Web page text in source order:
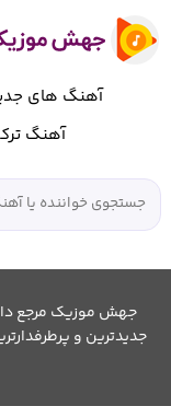
آهنگ های
آهنگ
جهش موزیک مرجع
جدیدترین و